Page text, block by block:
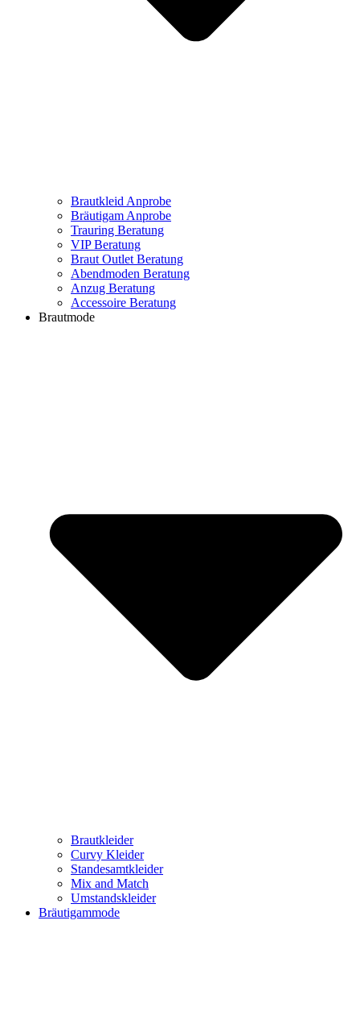
Brautkleid Anprobe
Bräutigam Anprobe
Trauring Beratung
VIP Beratung
Braut Outlet Beratung
Abendmoden Beratung
Anzug Beratung
Accessoire Beratung
Brautmode
Brautkleider
Curvy Kleider
Standesamtkleider
Mix and Match
Umstandskleider
Bräutigammode